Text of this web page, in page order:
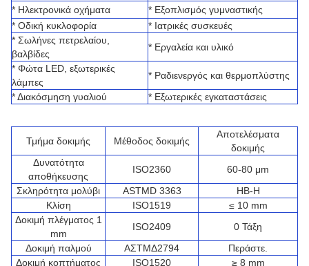
* Ηλεκτρονικά οχήματα
* Εξοπλισμός γυμναστικής
* Οδική κυκλοφορία
* Ιατρικές συσκευές
* Σωλήνες πετρελαίου,
βαλβίδες
* Εργαλεία και υλικό
* Φώτα LED, εξωτερικές
λάμπες
* Ραδιενεργός και θερμοπλύστης
* Διακόσμηση γυαλιού
* Εξωτερικές εγκαταστάσεις
Τμήμα δοκιμής Μέθοδος δοκιμής
Αποτελέσματα
δοκιμής
Δυνατότητα
αποθήκευσης
ISO2360
60-80 μm
Σκληρότητα μολύβι
ASTMD 3363
HB-H
Κλίση
ISO1519
≤ 10 mm
Δοκιμή πλέγματος 1
mm
ISO2409
0 Τάξη
Δοκιμή παλμού
ΑΣTMΔ2794
Περάστε.
Δοκιμή κοπτήματος
ISO1520 ≥ 8 mm